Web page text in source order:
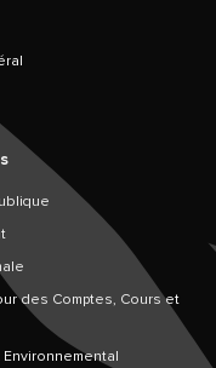
des Comptes, Cours et